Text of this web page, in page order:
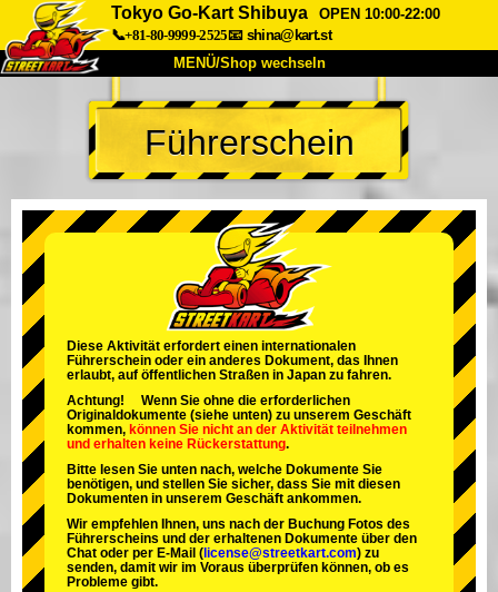
Tokyo Go-Kart Shibuya
OPEN 10:00-22:00
📞+81-80-9999-2525📧 shina@kart.st
MENÜ/Shop wechseln
START
Über uns Spezifikationen Preise
Unternehmen Buchung
Shop wechseln
Tokio Shinagawa
Tokio Akihabara#2
Tokio Shibuya Annex Tokio Bucht
Tokio Asakusa Osaka
Okinawa
Führerschein
Diese Aktivität erfordert einen internationalen
Führerschein oder ein anderes Dokument, das Ihnen
erlaubt, auf öffentlichen Straßen in Japan zu fahren.
Achtung! Wenn Sie ohne die erforderlichen
Originaldokumente (siehe unten) zu unserem Geschäft
kommen, können Sie nicht an der Aktivität teilnehmen
und erhalten keine Rückerstattung.
Bitte lesen Sie unten nach, welche Dokumente Sie
benötigen, und stellen Sie sicher, dass Sie mit diesen
Dokumenten in unserem Geschäft ankommen.
Wir empfehlen Ihnen, uns nach der Buchung Fotos des
Führerscheins und der erhaltenen Dokumente über den
Chat oder per E-Mail ( license@streetkart.com) zu
senden, damit wir im Voraus überprüfen können, ob es
Probleme gibt.